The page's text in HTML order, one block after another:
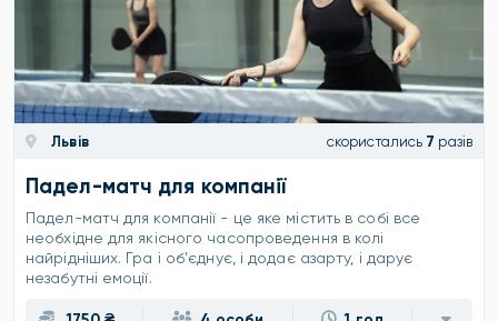
Львів скористались 7 разів
Падел-матч для компанії
Падел-матч для компанії - це яке містить в собі все
необхідне для якісного часопроведення в колі
найрідніших. Гра і обʼєднує, і додає азарту, і дарує
незабутні емоції.